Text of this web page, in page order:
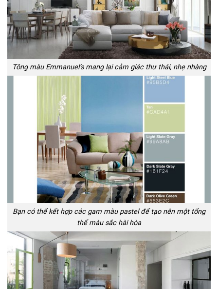
Tông màu Emmanuel’s mang lại cảm giác thư thái, nhẹ nhàng
Bạn có thể kết hợp các gam màu pastel để tạo nên một tổng
thể màu sắc hài hòa